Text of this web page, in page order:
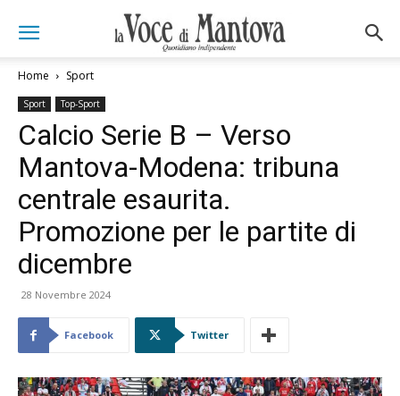
Home Sport
Sport Top-Sport
Calcio Serie B – Verso
Mantova-Modena: tribuna
centrale esaurita.
Promozione per le partite di
dicembre
28 Novembre 2024
Facebook Twitter